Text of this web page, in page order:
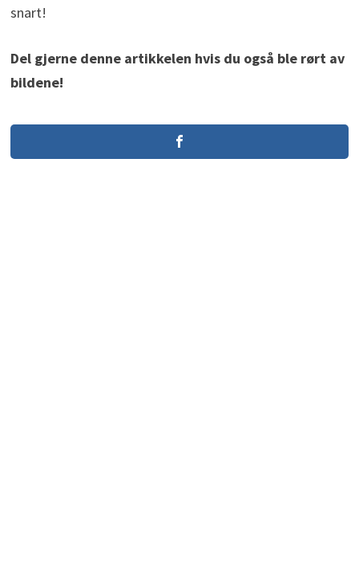
snart!
Del gjerne denne artikkelen hvis du også ble rørt av
bildene!